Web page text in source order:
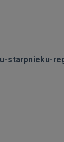
Ещё не
starpnieku-